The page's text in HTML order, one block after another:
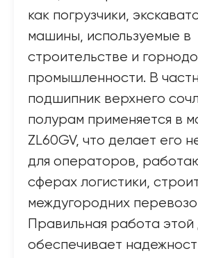
как погрузчики,
машины, используемые в
строительстве и
промышленности. В
подшипник верхнего
полурам применяется в
ZL60GV, что делает его
для операторов,
сферах логистики,
междугородних
Правильная работа этой
обеспечивает